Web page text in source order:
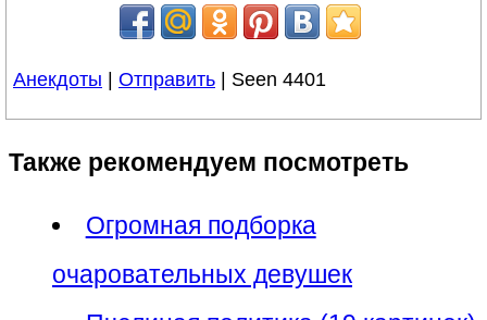
Анекдоты | Отправить | Seen 4401
Также рекомендуем посмотреть
Огромная подборка
очаровательных девушек